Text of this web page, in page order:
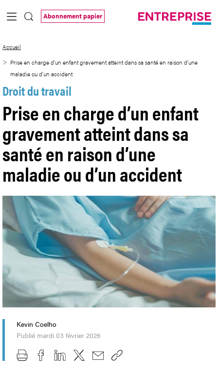
Saut au contenu principal
Abonnement papier
Accueil
Prise en charge d’un enfant gravement atteint dans sa santé en raison d’une
maladie ou d’un accident
Droit du travail
Prise en charge d’un enfant
gravement atteint dans sa
santé en raison d’une
maladie ou d’un accident
Kevin Coelho
Publié mardi 03 février 2026